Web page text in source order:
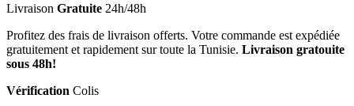
Livraison Gratuite 24h/48h
Profitez des frais de livraison offerts. Votre commande est expédiée
gratuitement et rapidement sur toute la Tunisie. Livraison gratouite
sous 48h!
Vérification Colis